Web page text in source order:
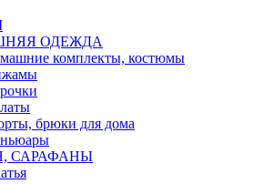
ОДЕЖДА
комплекты, костюмы
брюки для дома
САРАФАНЫ